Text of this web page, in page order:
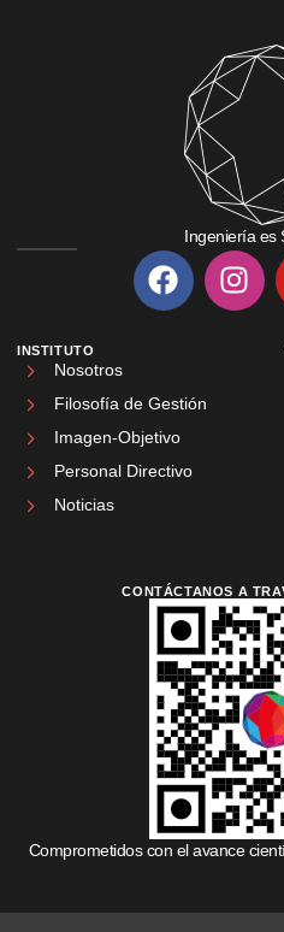
Ingeniería es
INSTITUTO
Nosotros
Filosofía de Gestión
Imagen-Objetivo
Personal Directivo
Noticias
CONTÁCTANOS A
Comprometidos con el avance